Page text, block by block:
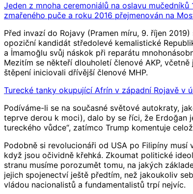
Jeden z mnoha ceremoniálů na oslavu
zmařeného puče a roku 2016 přejmenován na
Před invazí do Rojavy (Pramen míru, 9. říjen
opoziční kandidát středolevé kemalistické
a İmamoğlu svůj náskok při reparátu
Mezitím se někteří dlouholetí členové AKP,
štěpení iniciovali dřívější členové MHP.
Turecké tanky okupující Afrín v západní Rojavě v
Podíváme-li se na současné světové autokraty,
teprve derou k moci), dalo by se říci, že Erdoğan
tureckého vůdce“, zatímco Trump komentuje
Podobně si revolucionáři od USA po Filipíny
když jsou očividně křehká. Zkoumat politické
stranu musíme porozumět tomu, na jakých
jejich spojenectví ještě předtím, než jakoukoliv
vládou nacionalistů a fundamentalistů trpí nejvíc.